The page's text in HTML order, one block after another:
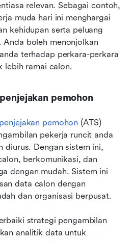
relevan. Sebagai contoh,
muda hari ini menghargai
kehidupan serta peluang
Anda boleh menonjolkan
terhadap perkara-perkara
lebih ramai calon.
pemohon
pemohon (ATS)
pekerja runcit anda
diurus. Dengan sistem ini,
berkomunikasi, dan
dengan mudah. Sistem ini
data calon dengan
dan organisasi berpusat.
strategi pengambilan
analitik data untuk